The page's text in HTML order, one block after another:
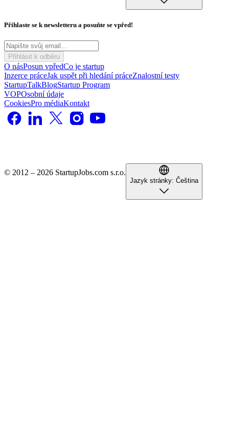
Přihlaste se k newsletteru a posuňte se vpřed!
Přihlásit k odběru
O násPosun vpředCo je startup
Inzerce práceJak uspět při hledání práceZnalostní testy
StartupTalkBlogStartup Program
VOPOsobní údaje
CookiesPro médiaKontakt
© 2012 – 2026 StartupJobs.com s.r.o.
Jazyk stránky: Čeština